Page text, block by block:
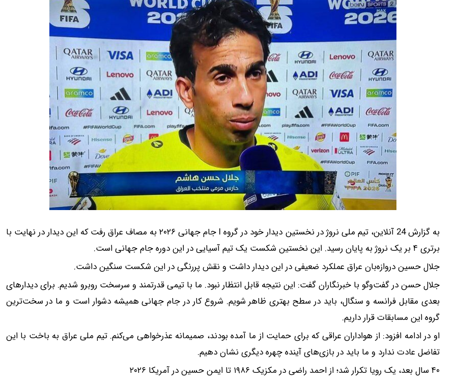
به گزارش 24 آنلاین، تیم ملی نروژ در نخستین دیدار خود در گروه I جام جهانی ۲۰۲۶ به مصاف عراق رفت که این دیدار در نهایت با
برتری ۴ بر یک نروژ به پایان رسید. این نخستین شکست یک تیم آسیایی در این دوره جام جهانی است.
جلال‌ حسین دروازه‌بان عراق عملکرد ضعیفی در این دیدار داشت و نقش پررنگی در این شکست سنگین داشت.
جلال حسن در گفت‌وگو با خبرنگاران گفت: این نتیجه قابل انتظار نبود. ما با تیمی قدرتمند و سرسخت روبرو شدیم. برای دیدارهای
بعدی مقابل فرانسه و سنگال، باید در سطح بهتری ظاهر شویم. شروع کار در جام جهانی همیشه دشوار است و ما در سخت‌ترین
گروه این مسابقات قرار داریم.
او در ادامه افزود: از هواداران عراقی که برای حمایت از ما آمده بودند، صمیمانه عذرخواهی می‌کنم. تیم ملی عراق به باخت با این
تفاضل عادت ندارد و ما باید در بازی‌های آینده چهره دیگری نشان دهیم.
۴۰ سال بعد، یک رویا تکرار شد؛ از احمد راضی در مکزیک ۱۹۸۶ تا ایمن حسین در آمریکا ۲۰۲۶